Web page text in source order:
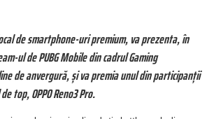
de smartphone-uri premium, va prezenta, în
ul de PUBG Mobile din cadrul Gaming
de anvergură, și va premia unul din participanții
top, OPPO Reno3 Pro.